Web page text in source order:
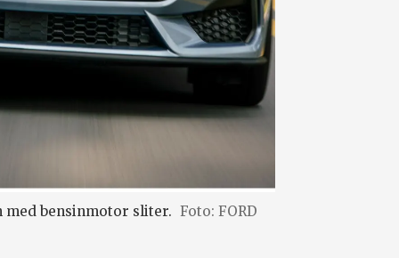
med bensinmotor sliter. Foto: FORD